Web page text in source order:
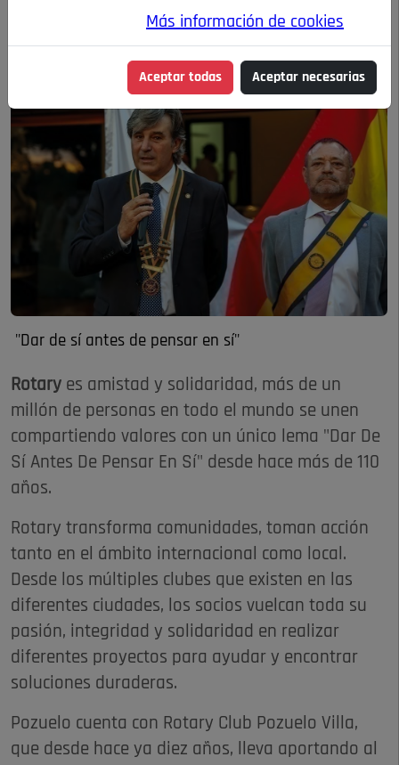
"Dar de sí antes de pensar en sí"
Rotary es amistad y solidaridad, más de un
millón de personas en todo el mundo se unen
compartiendo valores con un único lema "Dar De
Sí Antes De Pensar En Sí" desde hace más de 110
años.
Rotary transforma comunidades, toman acción
tanto en el ámbito internacional como local.
Desde los múltiples clubes que existen en las
diferentes ciudades, los socios vuelcan toda su
pasión, integridad y solidaridad en realizar
diferentes proyectos para ayudar y encontrar
soluciones duraderas.
Pozuelo cuenta con Rotary Club Pozuelo Villa,
que desde hace ya diez años, lleva aportando al
Más información de cookies
Aceptar todas Aceptar necesarias